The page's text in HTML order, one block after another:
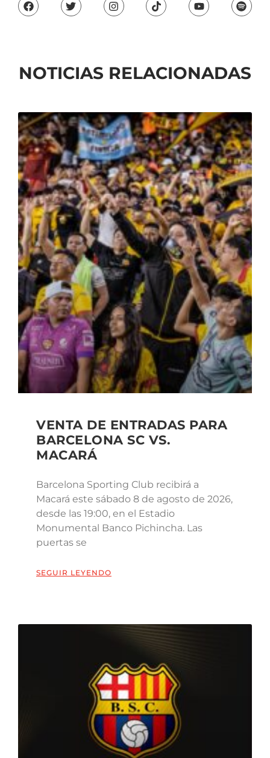
NOTICIAS RELACIONADAS
VENTA DE ENTRADAS PARA
BARCELONA SC VS.
MACARÁ
Barcelona Sporting Club recibirá a
Macará este sábado 8 de agosto de 2026,
desde las 19:00, en el Estadio
Monumental Banco Pichincha. Las
puertas se
SEGUIR LEYENDO